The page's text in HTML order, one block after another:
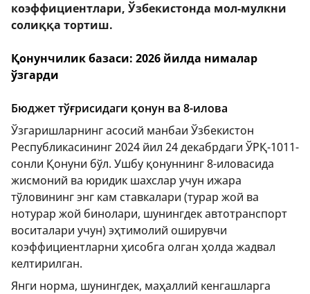
коэффициентлари, Ўзбекистонда мол-мулкни
солиққа тортиш.
Қонунчилик базаси: 2026 йилда нималар
ўзгарди
Бюджет тўғрисидаги қонун ва 8-илова
Ўзгаришларнинг асосий манбаи Ўзбекистон
Республикасининг 2024 йил 24 декабрдаги ЎРҚ-1011-
сонли Қонуни бўл. Ушбу қонуннинг 8-иловасида
жисмоний ва юридик шахслар учун ижара
тўловининг энг кам ставкалари (турар жой ва
нотурар жой бинолари, шунингдек автотранспорт
воситалари учун) эҳтимолий оширувчи
коэффициентларни ҳисобга олган ҳолда жадвал
келтирилган.
Янги норма, шунингдек, маҳаллий кенгашларга